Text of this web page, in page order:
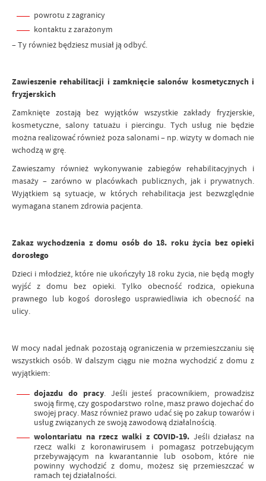
powrotu z zagranicy
kontaktu z zarażonym
– Ty również będziesz musiał ją odbyć.
Zawieszenie rehabilitacji i zamknięcie salonów kosmetycznych i
fryzjerskich
Zamknięte zostają bez wyjątków wszystkie zakłady fryzjerskie,
kosmetyczne, salony tatuażu i piercingu. Tych usług nie będzie
można realizować również poza salonami – np. wizyty w domach nie
wchodzą w grę.
Zawieszamy również wykonywanie zabiegów rehabilitacyjnych i
masaży – zarówno w placówkach publicznych, jak i prywatnych.
Wyjątkiem są sytuacje, w których rehabilitacja jest bezwzględnie
wymagana stanem zdrowia pacjenta.
Zakaz wychodzenia z domu osób do 18. roku życia bez opieki
dorosłego
Dzieci i młodzież, które nie ukończyły 18 roku życia, nie będą mogły
wyjść z domu bez opieki. Tylko obecność rodzica, opiekuna
prawnego lub kogoś dorosłego usprawiedliwia ich obecność na
ulicy.
W mocy nadal jednak pozostają ograniczenia w przemieszczaniu się
wszystkich osób. W dalszym ciągu nie można wychodzić z domu z
wyjątkiem:
dojazdu do pracy. Jeśli jesteś pracownikiem, prowadzisz
swoją firmę, czy gospodarstwo rolne, masz prawo dojechać do
swojej pracy. Masz również prawo udać się po zakup towarów i
usług związanych ze swoją zawodową działalnością.
wolontariatu na rzecz walki z COVID-19. Jeśli działasz na
rzecz walki z koronawirusem i pomagasz potrzebującym
przebywającym na kwarantannie lub osobom, które nie
powinny wychodzić z domu, możesz się przemieszczać w
ramach tej działalności.